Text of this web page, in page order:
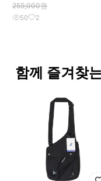
259,000원
50 2
함께 즐겨찾